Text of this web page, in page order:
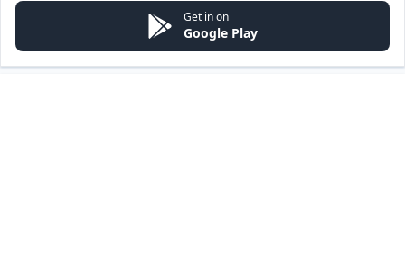
Get in on
Google Play